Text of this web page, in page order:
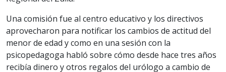
Una comisión fue al centro educativo y los directivos
aprovecharon para notificar los cambios de actitud del
menor de edad y como en una sesión con la
psicopedagoga habló sobre cómo desde hace tres años
recibía dinero y otros regalos del urólogo a cambio de